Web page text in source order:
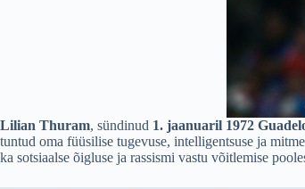
Lilian Thuram, sündinud 1. jaanuaril 1972
tuntud oma füüsilise tugevuse, intelligentsuse ja
ka sotsiaalse õigluse ja rassismi vastu võitlemise